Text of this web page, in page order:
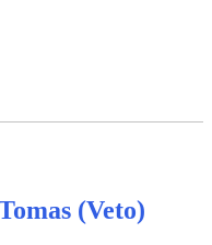
(Veto)